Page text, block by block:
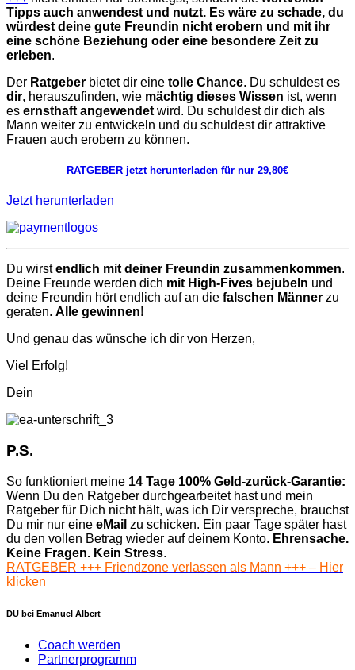
Tipps auch anwendest und nutzt. Es wäre zu schade, du
würdest deine gute Freundin nicht erobern und mit ihr
eine schöne Beziehung oder eine besondere Zeit zu
erleben.
Der Ratgeber bietet dir eine tolle Chance. Du schuldest es
dir, herauszufinden, wie mächtig dieses Wissen ist, wenn
es ernsthaft angewendet wird. Du schuldest dir dich als
Mann weiter zu entwickeln und du schuldest dir attraktive
Frauen auch erobern zu können.
RATGEBER jetzt herunterladen für nur 29,80€
Jetzt herunterladen
Du wirstendlich mit deiner Freundin zusammenkommen.
Deine Freunde werden dich mit High-Fives bejubeln und
deine Freundin hört endlich auf an die falschen Männer zu
geraten. Alle gewinnen!
Und genau das wünsche ich dir von Herzen,
Viel Erfolg!
Dein
P.S.
So funktioniert meine 14 Tage 100% Geld-zurück-Garantie:
Wenn Du den Ratgeber durchgearbeitet hast und mein
Ratgeber für Dich nicht hält, was ich Dir verspreche, brauchst
Du mir nur eine eMail zu schicken. Ein paar Tage später hast
du den vollen Betrag wieder auf deinem Konto. Ehrensache.
Keine Fragen. Kein Stress.
RATGEBER +++ Friendzone verlassen als Mann +++ – Hier
klicken
DU bei Emanuel Albert
Coach werden
Partnerprogramm